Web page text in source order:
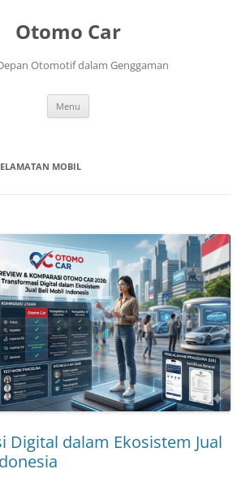
Otomo Car
Otomotif dalam Genggaman
Menu
MOBIL
Digital dalam Ekosistem Jual